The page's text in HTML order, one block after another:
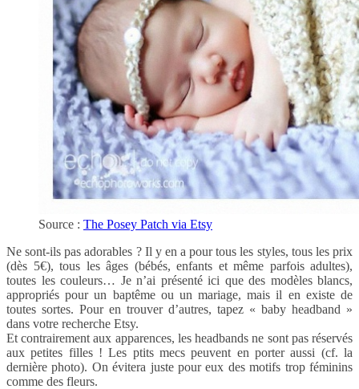
Source : The Posey Patch via Etsy
Ne sont-ils pas adorables ? Il y en a pour tous les styles, tous les prix
(dès 5€), tous les âges (bébés, enfants et même parfois adultes),
toutes les couleurs… Je n’ai présenté ici que des modèles blancs,
appropriés pour un baptême ou un mariage, mais il en existe de
toutes sortes. Pour en trouver d’autres, tapez « baby headband »
dans votre recherche Etsy.
Et contrairement aux apparences, les headbands ne sont pas réservés
aux petites filles ! Les ptits mecs peuvent en porter aussi (cf. la
dernière photo). On évitera juste pour eux des motifs trop féminins
comme des fleurs.